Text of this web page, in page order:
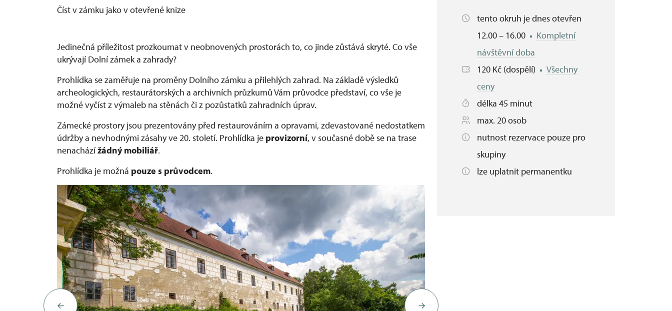
Číst v zámku jako v otevřené knize
Jedinečná příležitost prozkoumat v neobnovených prostorách to, co jinde zůstává skryté. Co vše
ukrývají Dolní zámek a zahrady?
Prohlídka se zaměřuje na proměny Dolního zámku a přilehlých zahrad. Na základě výsledků
archeologických, restaurátorských a archivních průzkumů Vám průvodce představí, co vše je
možné vyčíst z výmaleb na stěnách či z pozůstatků zahradních úprav.
Zámecké prostory jsou prezentovány před restaurováním a opravami, zdevastované nedostatkem
údržby a nevhodnými zásahy ve 20. století. Prohlídka je provizorní, v současné době se na trase
nenacházížádný mobiliář.
Prohlídka je možná pouze s průvodcem.
tento okruh je dnes otevřen
12.00 – 16.00
Kompletní
návštěvní doba
120 Kč (dospělí)
Všechny
ceny
délka 45 minut
max. 20 osob
nutnost rezervace pouze pro
skupiny
lze uplatnit permanentku